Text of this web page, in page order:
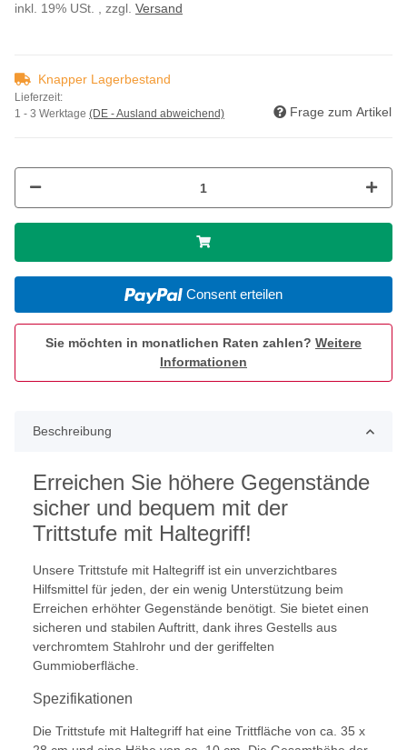
inkl. 19% USt. , zzgl. Versand
Knapper Lagerbestand
Lieferzeit:
1 - 3 Werktage (DE - Ausland abweichend) Frage zum Artikel
Consent erteilen
Sie möchten in monatlichen Raten zahlen? Weitere
Informationen
Beschreibung
Erreichen Sie höhere Gegenstände
sicher und bequem mit der
Trittstufe mit Haltegriff!
Unsere Trittstufe mit Haltegriff ist ein unverzichtbares
Hilfsmittel für jeden, der ein wenig Unterstützung beim
Erreichen erhöhter Gegenstände benötigt. Sie bietet einen
sicheren und stabilen Auftritt, dank ihres Gestells aus
verchromtem Stahlrohr und der geriffelten
Gummioberfläche.
Spezifikationen
Die Trittstufe mit Haltegriff hat eine Trittfläche von ca. 35 x